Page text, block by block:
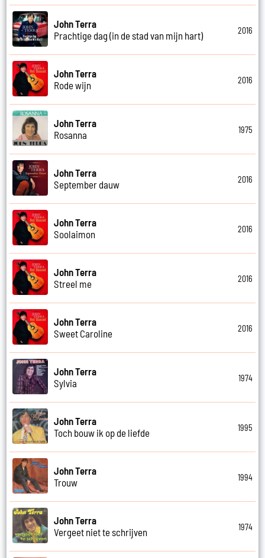
John Terra
Prachtige dag (in de stad van mijn hart)
2016
John Terra
Rode wijn
2016
John Terra
Rosanna
1975
John Terra
September dauw
2016
John Terra
Soolaimon
2016
John Terra
Streel me
2016
John Terra
Sweet Caroline
2016
John Terra
Sylvia
1974
John Terra
Toch bouw ik op de liefde
1995
John Terra
Trouw
1994
John Terra
Vergeet niet te schrijven
1974